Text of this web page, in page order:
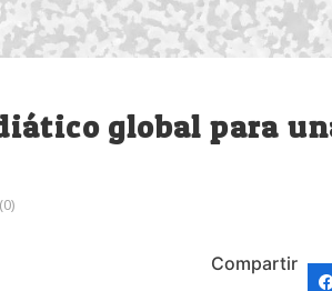
global para
Compartir